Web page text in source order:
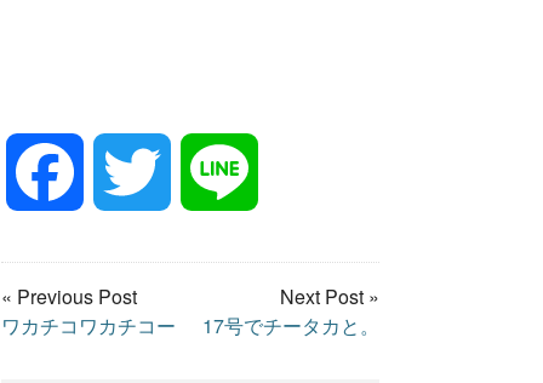
c i n
« Previous Post
ワカチコワカチコー
Next Post »
17号でチータカと。